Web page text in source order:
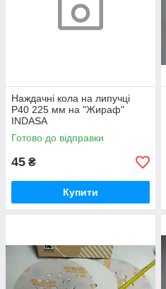
Наждачні кола на липучці
P40 225 мм на "Жираф"
INDASA
Готово до відправки
45 ₴
Купити